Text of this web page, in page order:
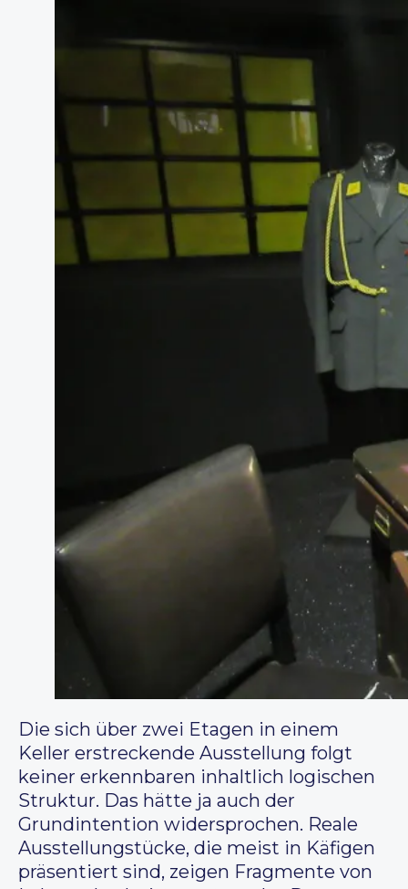
Die sich über zwei Etagen in einem
Keller erstreckende Ausstellung folgt
keiner erkennbaren inhaltlich logischen
Struktur. Das hätte ja auch der
Grundintention widersprochen. Reale
Ausstellungstücke, die meist in Käfigen
präsentiert sind, zeigen Fragmente von